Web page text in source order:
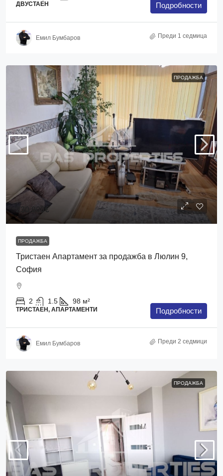
ДВУСТАЕН Подробности
Емил Бумбаров Преди 1 седмица
ПРОДАЖБА
230,000€
ПРОДАЖБА
Тристаен Апартамент за продажба в Люлин 9,
София
2 1.5 98 м²
ТРИСТАЕН, АПАРТАМЕНТИ Подробности
Емил Бумбаров Преди 2 седмици
ПРОДАЖБА